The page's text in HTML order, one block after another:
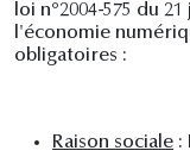
loi n°2004-575 du
l'économie
obligatoires :
Raison sociale :